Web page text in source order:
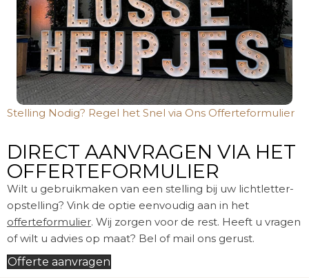
Stelling Nodig? Regel het Snel via Ons Offerteformulier
DIRECT AANVRAGEN VIA HET
OFFERTEFORMULIER
Wilt u gebruikmaken van een stelling bij uw lichtletter-
opstelling? Vink de optie eenvoudig aan in het
offerteformulier. Wij zorgen voor de rest. Heeft u vragen
of wilt u advies op maat? Bel of mail ons gerust.
Offerte aanvragen